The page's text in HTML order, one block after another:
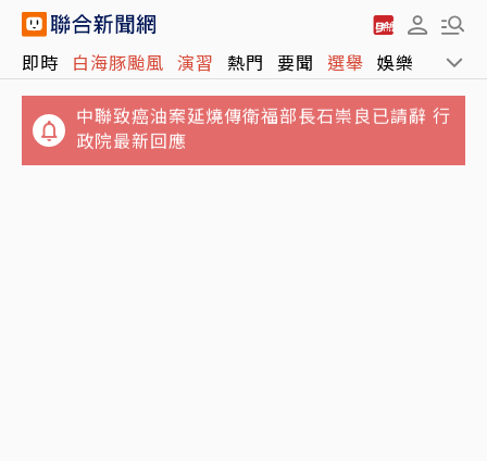
即時 白海豚颱風 演習 熱門 要聞 選舉 娛樂 運動
政院最新回應
包租代管變龐式騙局…兆基前董座涉吞7億狂
買愛馬仕 李建成送北檢畫面曝光